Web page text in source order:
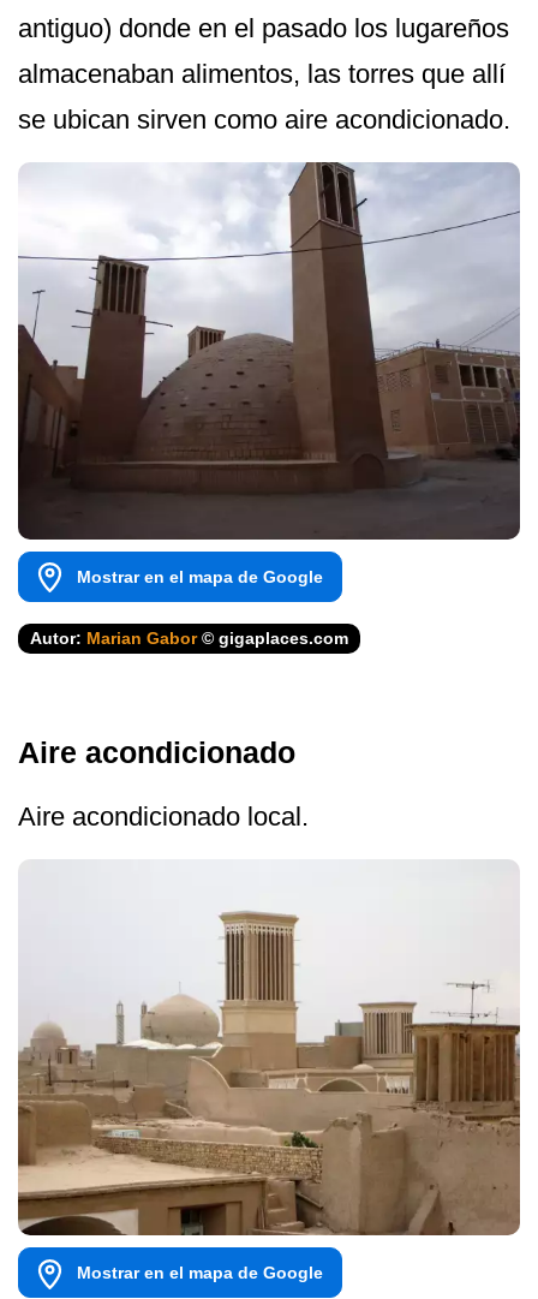
antiguo) donde en el pasado los lugareños
almacenaban alimentos, las torres que allí
se ubican sirven como aire acondicionado.
Mostrar en el mapa de Google
Autor: Marian Gabor© gigaplaces.com
Aire acondicionado
Aire acondicionado local.
Mostrar en el mapa de Google